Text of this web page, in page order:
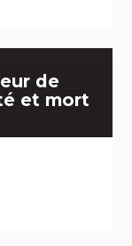
de
et mort